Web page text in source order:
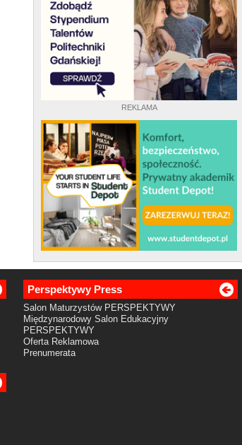
REKLAMA
Perspektywy Press
Salon Maturzystów PERSPEKTYWY
Międzynarodowy Salon Edukacyjny
PERSPEKTYWY
Oferta Reklamowa
Prenumerata